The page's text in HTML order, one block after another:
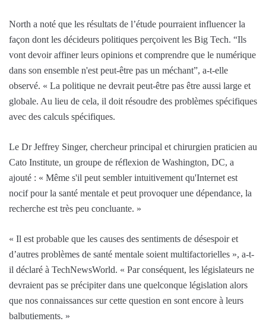
North a noté que les résultats de l’étude pourraient influencer la
façon dont les décideurs politiques perçoivent les Big Tech. “Ils
vont devoir affiner leurs opinions et comprendre que le numérique
dans son ensemble n'est peut-être pas un méchant”, a-t-elle
observé. « La politique ne devrait peut-être pas être aussi large et
globale. Au lieu de cela, il doit résoudre des problèmes spécifiques
avec des calculs spécifiques.
Le Dr Jeffrey Singer, chercheur principal et chirurgien praticien au
Cato Institute, un groupe de réflexion de Washington, DC, a
ajouté : « Même s'il peut sembler intuitivement qu'Internet est
nocif pour la santé mentale et peut provoquer une dépendance, la
recherche est très peu concluante. »
« Il est probable que les causes des sentiments de désespoir et
d’autres problèmes de santé mentale soient multifactorielles », a-t-
il déclaré à TechNewsWorld. « Par conséquent, les législateurs ne
devraient pas se précipiter dans une quelconque législation alors
que nos connaissances sur cette question en sont encore à leurs
balbutiements. »